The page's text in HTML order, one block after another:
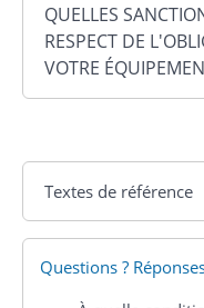
QUELLES
RESPECT DE
VOTRE
Textes de référence
Questions ?